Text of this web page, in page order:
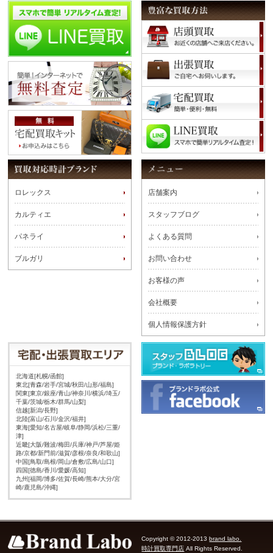
ロレックス
カルティエ
パネライ
ブルガリ
店舗案内
スタッフブログ
よくある質問
お問い合わせ
お客様の声
会社概要
個人情報保護方針
北海道[札幌/函館]
東北[青森/岩手/宮城/秋田/山形/福島]
関東[東京/銀座/青山/神奈川/横浜/埼玉/
千葉/茨城/栃木/群馬/山梨]
信越[新潟/長野]
北陸[富山/石川/金沢/福井]
東海[愛知/名古屋/岐阜/静岡/浜松/三重/
津]
近畿[大阪/難波/梅田/兵庫/神戸/芦屋/姫
路/京都/新門前/滋賀/彦根/奈良/和歌山]
中国[鳥取/島根/岡山/倉敷/広島/山口]
四国[徳島/香川/愛媛/高知]
九州[福岡/博多/佐賀/長崎/熊本/大分/宮
崎/鹿児島/沖縄]
Copyright © 2012-2013brand labo.
時計買取専門店 All Rights Reserved.